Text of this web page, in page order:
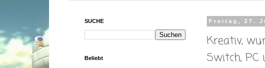
Freitag, 27.
Kreativ,
Switch,
SUCHE
Beliebt